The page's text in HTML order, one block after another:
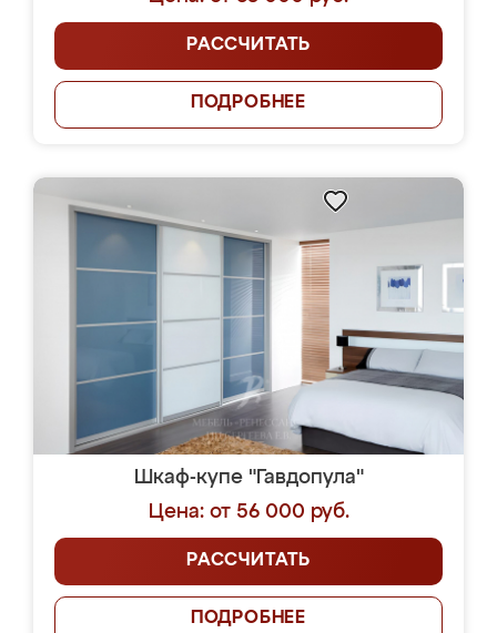
РАССЧИТАТЬ
ПОДРОБНЕЕ
Шкаф-купе "Гавдопула"
Цена: от 56 000 руб.
РАССЧИТАТЬ
ПОДРОБНЕЕ